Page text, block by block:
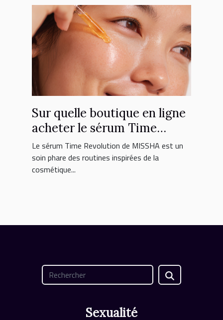
Sur quelle boutique en ligne
acheter le sérum Time
Revolution MISSHA ?
Le sérum Time Revolution de MISSHA est un
soin phare des routines inspirées de la
cosmétique...
Sexualité